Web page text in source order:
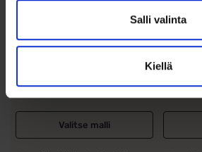
Salli valinta
Kiellä
Ice-kuviolla 5mm
199,00€
mm Ice pintakuvioinnilla....
Valitse malli
Ice-
199,00
mm Ice